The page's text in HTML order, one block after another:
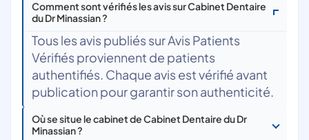
Comment sont vérifiés les avis sur Cabinet Dentaire
du Dr Minassian ?
Tous les avis publiés sur Avis Patients
Vérifiés proviennent de patients
authentifiés. Chaque avis est vérifié avant
publication pour garantir son authenticité.
Où se situe le cabinet de Cabinet Dentaire du Dr
Minassian ?